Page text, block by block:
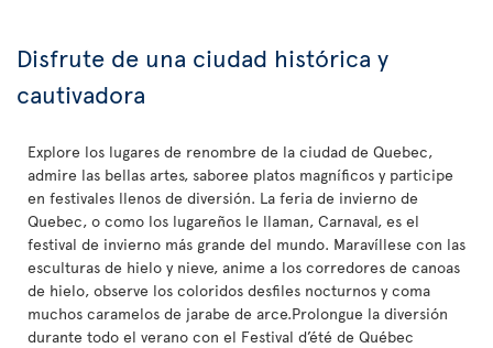
Disfrute de una ciudad histórica y
cautivadora
Explore los lugares de renombre de la ciudad de Quebec,
admire las bellas artes, saboree platos magníficos y participe
en festivales llenos de diversión. La feria de invierno de
Quebec, o como los lugareños le llaman, Carnaval, es el
festival de invierno más grande del mundo. Maravíllese con las
esculturas de hielo y nieve, anime a los corredores de canoas
de hielo, observe los coloridos desfiles nocturnos y coma
muchos caramelos de jarabe de arce.Prolongue la diversión
durante todo el verano con el Festival d’été de Québec